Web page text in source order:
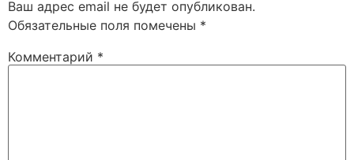
Ваш адрес email не будет опубликован.
Обязательные поля помечены *
Комментарий *